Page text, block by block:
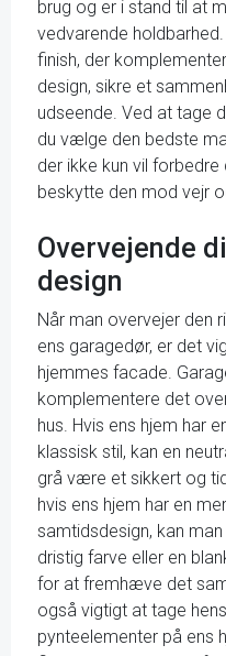
brug og er i stand til at
vedvarende
finish, der
design, sikre et
udseende. Ved at tage
du vælge den bedste
der ikke kun vil
beskytte den mod vejr
Overvejende
design
Når man overvejer den
ens garagedør, er det
hjemmes facade.
komplementere det
hus. Hvis ens hjem har
klassisk stil, kan en
grå være et sikkert og
hvis ens hjem har en
samtidsdesign, kan
dristig farve eller en
for at fremhæve det
også vigtigt at tage
pynteelementer på ens